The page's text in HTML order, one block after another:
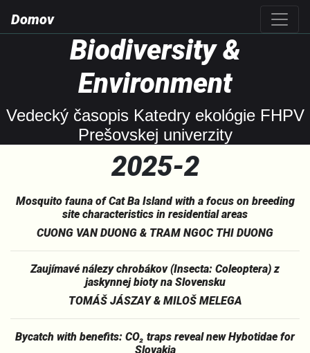
Domov
Biodiversity &
Environment
Vedecký časopis Katedry ekológie FHPV
Prešovskej univerzity
2025-2
Mosquito fauna of Cat Ba Island with a focus on breeding
site characteristics in residential areas
CUONG VAN DUONG & TRAM NGOC THI DUONG
Zaujímavé nálezy chrobákov (Insecta: Coleoptera) z
jaskynnej bioty na Slovensku
TOMÁŠ JÁSZAY & MILOŠ MELEGA
Bycatch with benefits: CO₂ traps reveal new Hybotidae for
Slovakia